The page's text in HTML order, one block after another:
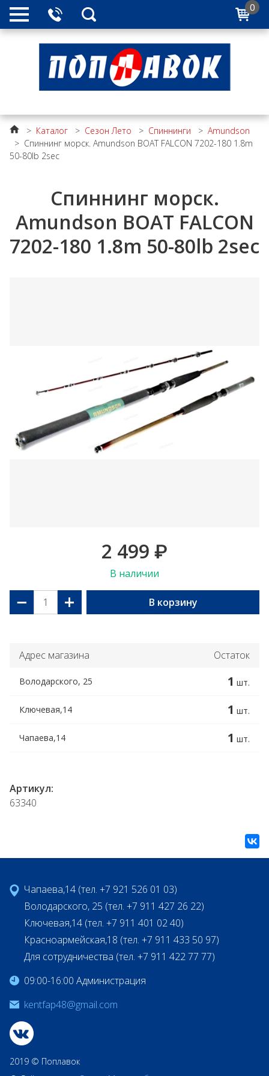
0
> Каталог > Сезон Лето > Спиннинги > Amundson
> Спиннинг морск. Amundson BOAT FALCON 7202-180 1.8m
50-80lb 2sec
Спиннинг морск.
Amundson BOAT FALCON
7202-180 1.8m 50-80lb 2sec
2 499 ₽
В наличии
− + В корзину
Адрес магазина Остаток
Володарского, 25 1 шт.
Ключевая,14 1 шт.
Чапаева,14 1 шт.
Артикул:
63340
Чапаева,14 (тел. +7 921 526 01 03)
Володарского, 25 (тел. +7 911 427 26 22)
Ключевая,14 (тел. +7 911 401 02 40)
Красноармейская,18 (тел. +7 911 433 50 97)
Для сотрудничества (тел. +7 911 422 77 77)
09:00-16:00 Администрация
kentfap48@gmail.com
2019 © Поплавок